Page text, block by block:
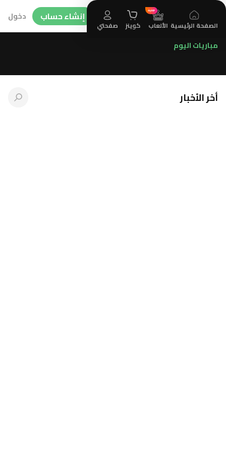
إنشاء حساب دخول
مباريات اليوم
أخر الأخبار
الصفحة الرئيسية الألعاب كوينز صفحتي